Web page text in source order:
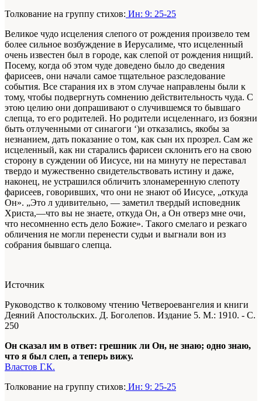
Толкование на группу стихов: Ин: 9: 25-25
Великое чудо исцеления слепого от рождения произвело тем
более сильное возбуждение в Иерусалиме, что исцеленный
очень известен был в городе, как слепой от рождения нищий.
Посему, когда об этом чуде доведено было до сведения
фарисеев, они начали самое тщательное разследование
события. Все старания их в этом случае направлены были к
тому, чтобы подвергнуть сомнению действительность чуда. С
этою целию они допрашивают о случившемся то бывшаго
слепца, то его родителей. Но родители исцеленнаго, из боязни
быть отлученными от синагоги ‘)и отказались, якобы за
незнанием, дать показание о том, как сын их прозрел. Сам же
исцеленный, как ни старались фарисеи склонить его на свою
сторону в суждении об Иисусе, ни на минуту не переставал
твердо и мужественно свидетельствовать истину и даже,
наконец, не устрашился обличить злонамеренную слепоту
фарисеев, говоривших, что они не знают об Иисусе, „откуда
Он». „Это л удивительно, — заметил твердый исповедник
Христа,—что вы не знаете, откуда Он, а Он отверз мне очи,
что несомненно есть дело Божие». Такого смелаго и резкаго
обличения не могли перенести судьи и выгнали вон из
собрания бывшаго слепца.
Источник
Руководство к толковому чтению Четвероевангелия и книги
Деяний Апостольских. Д. Боголепов. Издание 5. М.: 1910. - С.
250
Он сказал им в ответ: грешник ли Он, не знаю; одно знаю,
что я был слеп, а теперь вижу.
Властов Г.К.
Толкование на группу стихов: Ин: 9: 25-25